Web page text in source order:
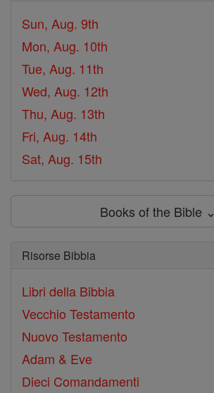
Sun, Aug. 9th
Mon, Aug. 10th
Tue, Aug. 11th
Wed, Aug. 12th
Thu, Aug. 13th
Fri, Aug. 14th
Sat, Aug. 15th
Books of the Bible ⌄
Risorse Bibbia
Libri della Bibbia
Vecchio Testamento
Nuovo Testamento
Adam & Eve
Dieci Comandamenti